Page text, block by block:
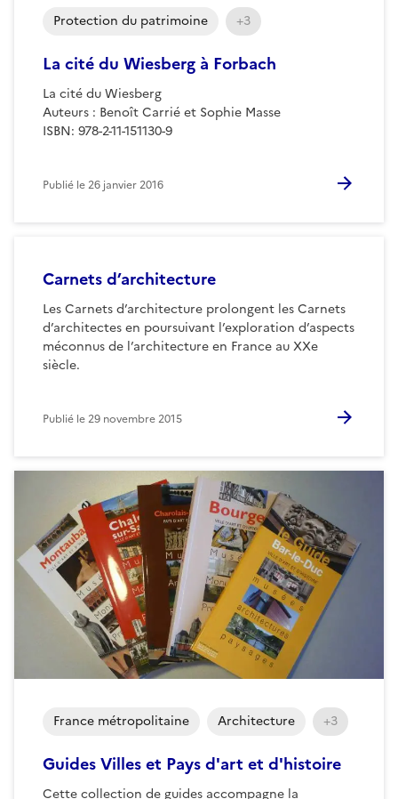
La cité du Wiesberg à Forbach
La cité du Wiesberg
Auteurs : Benoît Carrié et Sophie Masse
ISBN: 978-2-11-151130-9
Protection du patrimoine +3
Publié le26 janvier 2016
Carnets d’architecture
Les Carnets d’architecture prolongent les Carnets
d’architectes en poursuivant l’exploration d’aspects
méconnus de l’architecture en France au XXe
siècle.
Publié le29 novembre 2015
Guides Villes et Pays d'art et d'histoire
Cette collection de guides accompagne la
France métropolitaine Architecture +3